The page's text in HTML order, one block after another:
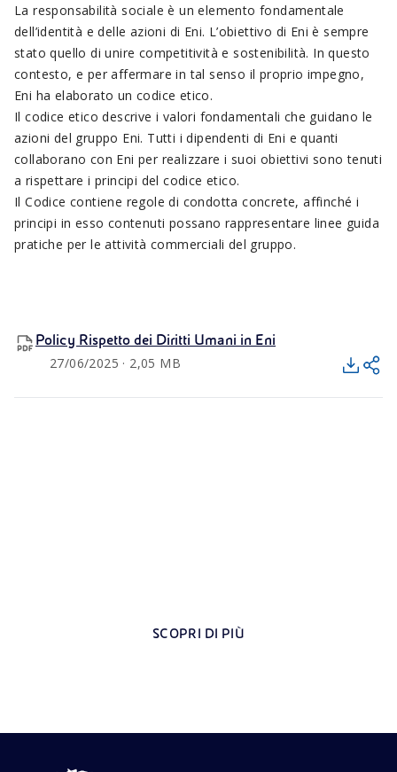
La responsabilità sociale è un elemento fondamentale
dell’identità e delle azioni di Eni. L’obiettivo di Eni è sempre
stato quello di unire competitività e sostenibilità. In questo
contesto, e per affermare in tal senso il proprio impegno,
Eni ha elaborato un codice etico.
Il codice etico descrive i valori fondamentali che guidano le
azioni del gruppo Eni. Tutti i dipendenti di Eni e quanti
collaborano con Eni per realizzare i suoi obiettivi sono tenuti
a rispettare i principi del codice etico.
Il Codice contiene regole di condotta concrete, affinché i
principi in esso contenuti possano rappresentare linee guida
pratiche per le attività commerciali del gruppo.
Policy Rispetto dei Diritti Umani in Eni
27/06/2025 · 2,05 MB
SCOPRI DI PIÙ